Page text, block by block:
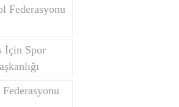
Federasyonu
İçin Spor